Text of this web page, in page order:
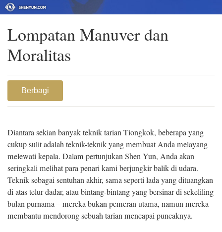
Lompatan Manuver dan
Moralitas
Berbagi
Diantara sekian banyak teknik tarian Tiongkok, beberapa yang
cukup sulit adalah teknik-teknik yang membuat Anda melayang
melewati kepala. Dalam pertunjukan Shen Yun, Anda akan
seringkali melihat para penari kami berjungkir balik di udara.
Teknik sebagai sentuhan akhir, sama seperti lada yang dituangkan
di atas telur dadar, atau bintang-bintang yang bersinar di sekeliling
bulan purnama – mereka bukan pemeran utama, namun mereka
membantu mendorong sebuah tarian mencapai puncaknya.